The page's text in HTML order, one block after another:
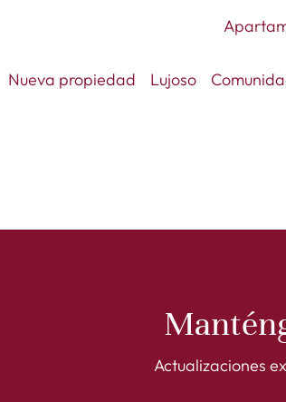
Nueva propiedad Lujoso
Actualizaciones